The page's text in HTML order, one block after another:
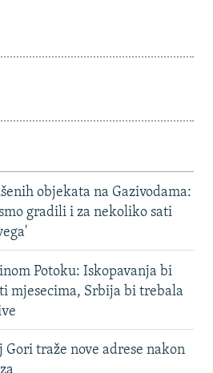
objekata na Gazivodama:
gradili i za nekoliko sati
Potoku: Iskopavanja bi
mjesecima, Srbija bi trebala
Gori traže nove adrese nakon